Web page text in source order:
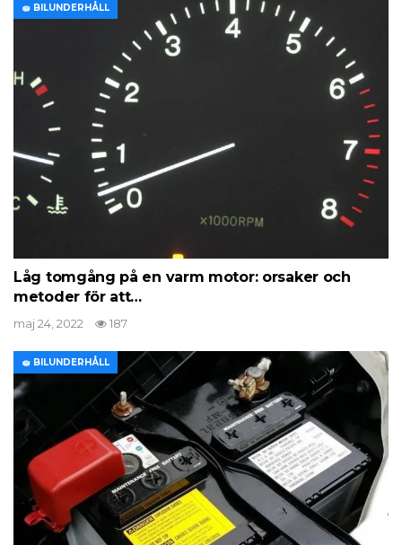
🧽 BILUNDERHÅLL
Låg tomgång på en varm motor: orsaker och
metoder för att…
maj 24, 2022 187
🧽 BILUNDERHÅLL